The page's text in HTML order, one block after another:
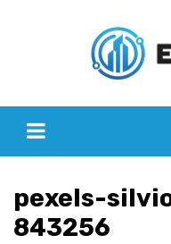
pexels-
843256